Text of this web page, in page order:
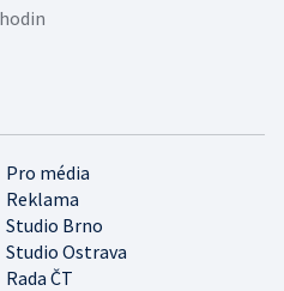
Pro média
Reklama
Studio Brno
Studio Ostrava
Rada ČT